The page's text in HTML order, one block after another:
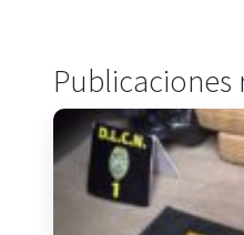
Publicaciones